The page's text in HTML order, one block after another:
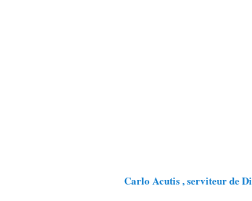
Carlo Acutis , serviteur de